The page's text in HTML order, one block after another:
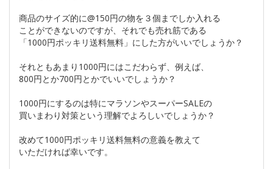
商品のサイズ的に@150円の物を３個までしか入れる
ことができないのですが、それでも売れ筋である
「1000円ポッキリ送料無料」にした方がいいでしょうか？
それともあまり1000円にはこだわらず、例えば、
800円とか700円とかでいいでしょうか？
1000円にするのは特にマラソンやスーパーSALEの
買いまわり対策という理解でよろしいでしょうか？
改めて1000円ポッキリ送料無料の意義を教えて
いただければ幸いです。